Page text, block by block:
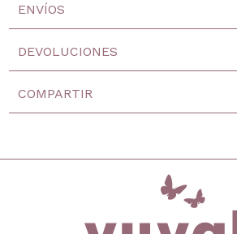
ENVÍOS
DEVOLUCIONES
COMPARTIR